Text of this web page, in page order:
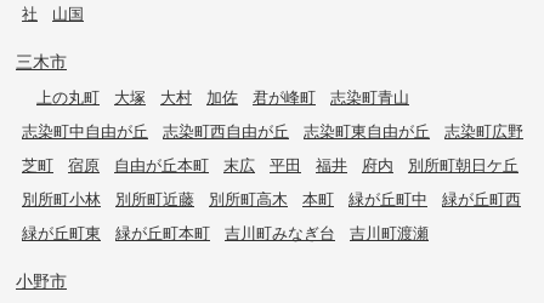
社
山国
三木市
上の丸町 大塚 大村 加佐 君が峰町
志染町青山
志染町中自由が丘
志染町西自由が丘 志染町東自由が丘
志染町広野
芝町
宿原 自由が丘本町 末広 平田 福井 府内
別所町朝日ケ丘
別所町小林
別所町近藤 別所町高木 本町 緑が丘町中
緑が丘町西
緑が丘町東
緑が丘町本町 吉川町みなぎ台 吉川町渡瀬
小野市